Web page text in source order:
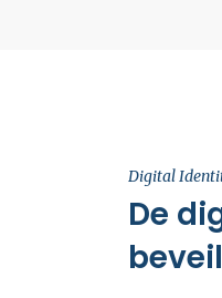
Digital
De